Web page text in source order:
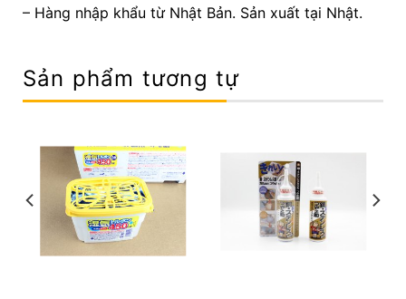
– Hàng nhập khẩu từ Nhật Bản. Sản xuất tại Nhật.
Sản phẩm tương tự